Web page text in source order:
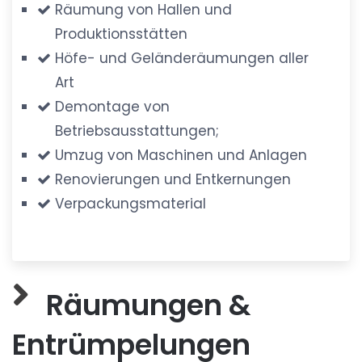
Räumung von Hallen und
Produktionsstätten
Höfe- und Geländeräumungen aller
Art
Demontage von
Betriebsausstattungen;
Umzug von Maschinen und Anlagen
Renovierungen und Entkernungen
Verpackungsmaterial
Räumungen &
Entrümpelungen